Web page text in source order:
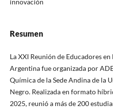
innovación
Resumen
La XXI Reunión de Educadores
Argentina fue organizada por
Química de la Sede Andina de la
Negro. Realizada en formato
2025, reunió a más de 200